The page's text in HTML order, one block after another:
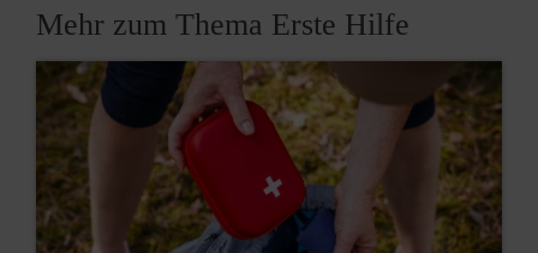
Mehr zum Thema Erste Hilfe